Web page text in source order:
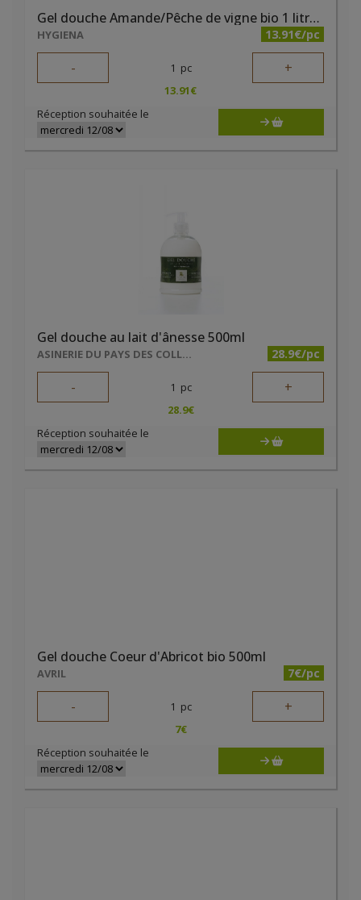
Gel douche Amande/Pêche de vigne bio 1 litre Natessence
HYGIENA 13.91€/pc
- 1 pc +
13.91€
Réception souhaitée le
Gel douche au lait d'ânesse 500ml
ASINERIE DU PAYS DES COLLINES SRL 28.9€/pc
- 1 pc +
28.9€
Réception souhaitée le
Gel douche Coeur d'Abricot bio 500ml
AVRIL 7€/pc
- 1 pc +
7€
Réception souhaitée le